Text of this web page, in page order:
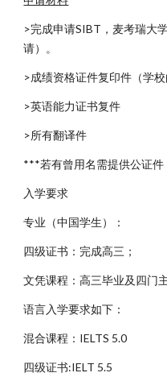
>完成申请SIBT，麦考瑞大
请）。
>成绩资格证件复印件（学
>英语能力证书复件
>所有翻译件
***若有曾用名需提供公证件
入学要求
专业（中国学生）：
四级证书：完成高三；
文凭课程：高三毕业及四门
语言入学要求如下：
混合课程：IELTS 5.0
四级证书:IELT 5.5